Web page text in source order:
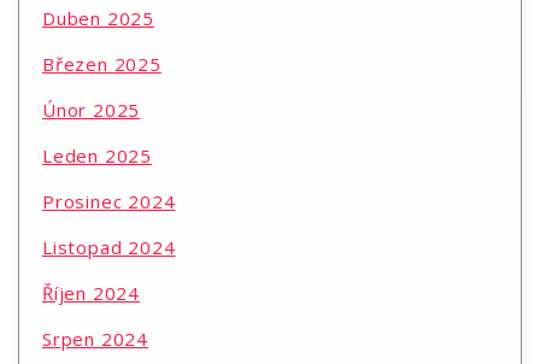
Duben 2025
Březen 2025
Únor 2025
Leden 2025
Prosinec 2024
Listopad 2024
Říjen 2024
Srpen 2024